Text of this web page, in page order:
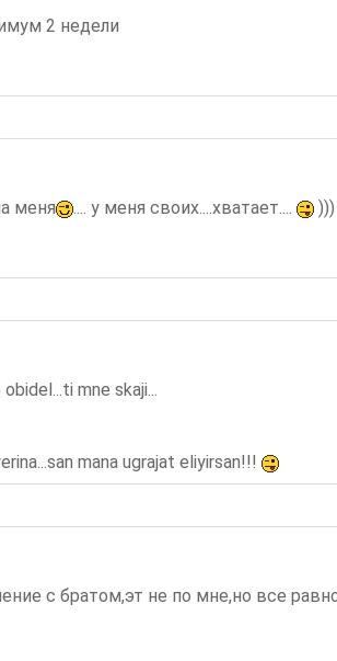
2 недели
меня .... у меня своих....хватает.... )))
mne skaji...
mana ugrajat eliyirsan!!!
с братом,эт не по мне,но все